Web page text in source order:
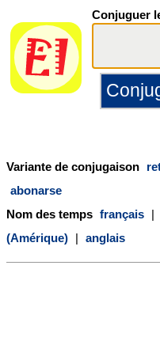
Conjuguer
Variante de conjugaison
abonarse
Nom des temps français |
(Amérique) | anglais